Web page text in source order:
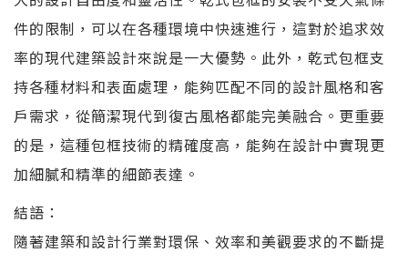
件的限制，可以在各種環境中快速進行，這對於追求效
率的現代建築設計來說是一大優勢。此外，乾式包框支
持各種材料和表面處理，能夠匹配不同的設計風格和客
戶需求，從簡潔現代到復古風格都能完美融合。更重要
的是，這種包框技術的精確度高，能夠在設計中實現更
加細膩和精準的細節表達。
結語：
隨著建築和設計行業對環保、效率和美觀要求的不斷提